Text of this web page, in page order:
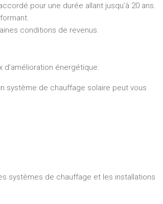
pour une durée allant jusqu’à 20 ans.
conditions de revenus.
énergétique.
système de chauffage solaire peut vous
systèmes de chauffage et les installations